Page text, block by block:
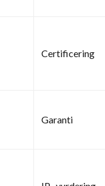
Certificering
Garanti